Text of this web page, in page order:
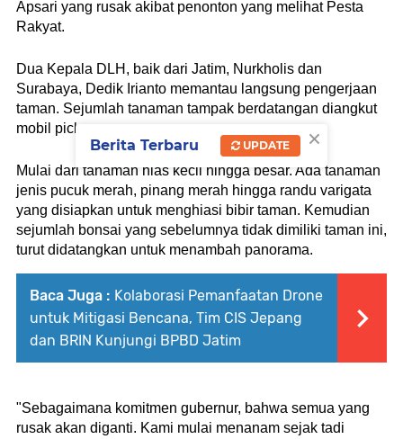
Apsari yang rusak akibat penonton yang melihat Pesta
Rakyat.
Dua Kepala DLH, baik dari Jatim, Nurkholis dan
Surabaya, Dedik Irianto memantau langsung pengerjaan
taman. Sejumlah tanaman tampak berdatangan diangkut
mobil pick up.
Mulai dari tanaman hias kecil hingga besar. Ada tanaman
jenis pucuk merah, pinang merah hingga randu varigata
yang disiapkan untuk menghiasi bibir taman. Kemudian
sejumlah bonsai yang sebelumnya tidak dimiliki taman ini,
turut didatangkan untuk menambah panorama.
Baca Juga : Kolaborasi Pemanfaatan Drone
untuk Mitigasi Bencana, Tim CIS Jepang
dan BRIN Kunjungi BPBD Jatim
"Sebagaimana komitmen gubernur, bahwa semua yang
rusak akan diganti. Kami mulai menanam sejak tadi
×
Berita Terbaru UPDATE